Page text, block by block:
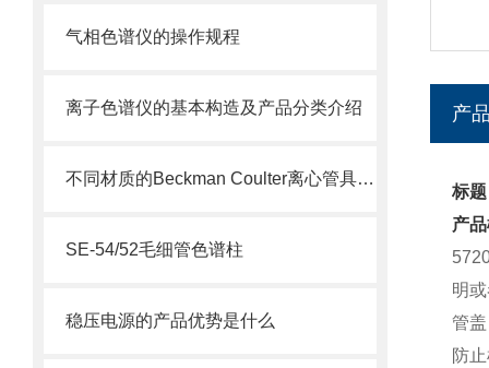
气相色谱仪的操作规程
离子色谱仪的基本构造及产品分类介绍
不同材质的Beckman Coulter离心管具有不同的使用特性
SE-54/52毛细管色谱柱
稳压电源的产品优势是什么
产
标
产
明
管
防